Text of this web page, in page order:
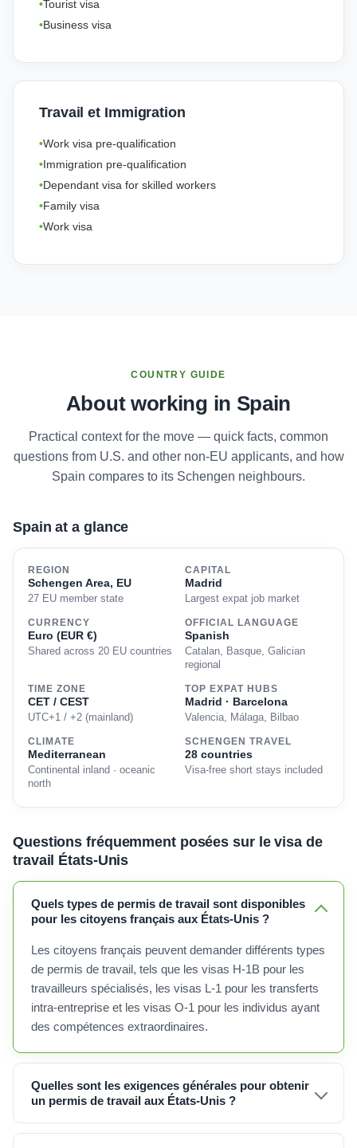
Tourist visa
Business visa
Travail et Immigration
Work visa pre-qualification
Immigration pre-qualification
Dependant visa for skilled workers
Family visa
Work visa
COUNTRY GUIDE
About working in Spain
Practical context for the move — quick facts, common
questions from U.S. and other non-EU applicants, and how
Spain compares to its Schengen neighbours.
Spain at a glance
REGION
Schengen Area, EU
27 EU member state
CAPITAL
Madrid
Largest expat job market
CURRENCY
Euro (EUR €)
Shared across 20 EU countries
OFFICIAL LANGUAGE
Spanish
Catalan, Basque, Galician
regional
TIME ZONE
CET / CEST
UTC+1 / +2 (mainland)
TOP EXPAT HUBS
Madrid · Barcelona
Valencia, Málaga, Bilbao
CLIMATE
Mediterranean
Continental inland · oceanic
north
SCHENGEN TRAVEL
28 countries
Visa-free short stays included
Questions fréquemment posées sur le visa de
travail États-Unis
Quels types de permis de travail sont disponibles
pour les citoyens français aux États-Unis ?
Les citoyens français peuvent demander différents types
de permis de travail, tels que les visas H-1B pour les
travailleurs spécialisés, les visas L-1 pour les transferts
intra-entreprise et les visas O-1 pour les individus ayant
des compétences extraordinaires.
Quelles sont les exigences générales pour obtenir
un permis de travail aux États-Unis ?